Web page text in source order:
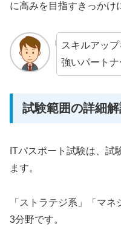
に高みを目指すきっかけ
スキルアッ
強いパートナ
試験範囲の詳細
ITパスポート試験は、試
ます。
「ストラテジ系」「マ
3分野です。